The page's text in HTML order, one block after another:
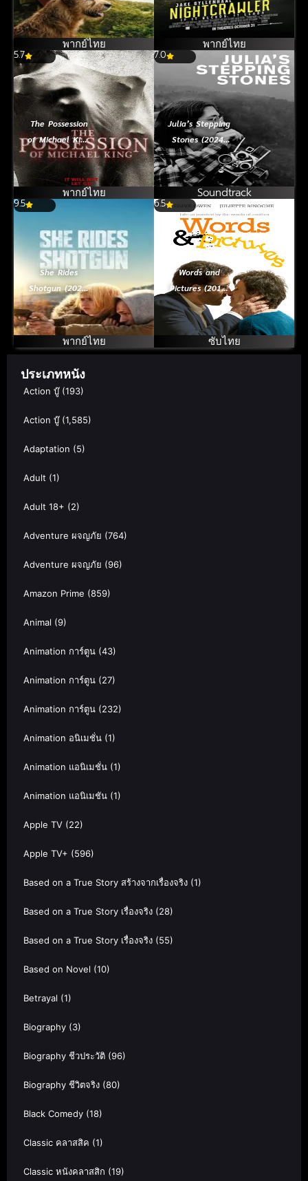
จอมราชา
พากย์ไทย
ข่าวคลั่ง ล่าข่าว
โหด (มาสเตอร์)
พากย์ไทย
5.7
The Possession
of Michael King
(2014) ดัก
วิญญาณดุ
พากย์ไทย
7.0
Julia’s Stepping
Stones (2024)
ย่างก้าวของจูเลีย
Soundtrack
9.5
She Rides
Shotgun (2025)
เธอต้องรอด
พากย์ไทย
6.5
Words and
Pictures (2013)
สื่อ ภาพ ภาษารัก
ซับไทย
ประเภทหนัง
Action บู๊(193)
Action บู๊(1,585)
Adaptation (5)
Adult (1)
Adult 18+ (2)
Adventure ผจญภัย (764)
Adventure ผจญภัย (96)
Amazon Prime (859)
Animal (9)
Animation การ์ตูน (43)
Animation การ์ตูน (27)
Animation การ์ตูน (232)
Animation อนิเมชั่น (1)
Animation แอนิเมชั่น (1)
Animation แอนิเมชัน (1)
Apple TV (22)
Apple TV+ (596)
Based on a True Story สร้างจากเรื่องจริง (1)
Based on a True Story เรื่องจริง (28)
Based on a True Story เรื่องจริง (55)
Based on Novel (10)
Betrayal (1)
Biography (3)
Biography ชีวประวัติ (96)
Biography ชีวิตจริง (80)
Black Comedy (18)
Classic คลาสสิค (1)
Classic หนังคลาสสิก (19)